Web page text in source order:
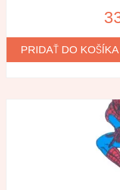
PRIDAŤ DO KOŠÍKA